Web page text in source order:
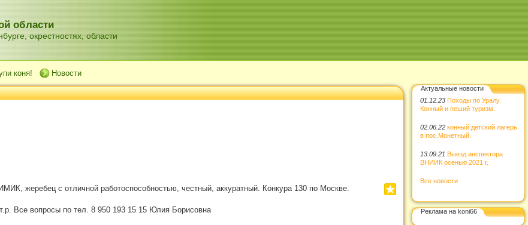
области
окрестностях, области
коня! Новости
жеребец с отличной работоспособностью, честный, аккуратный. Конкура 130 по Москве.
Все вопросы по тел. 8 950 193 15 15 Юлия Борисовна
Актуальные новости
01.12.23 Походы по Уралу.
Конный и пеший туризм.
02.06.22 конный детский лагерь
в пос.Монетный.
13.09.21 Выезд инспектора
ВНИИК осенью 2021 г.
Все новости
Реклама на koni66